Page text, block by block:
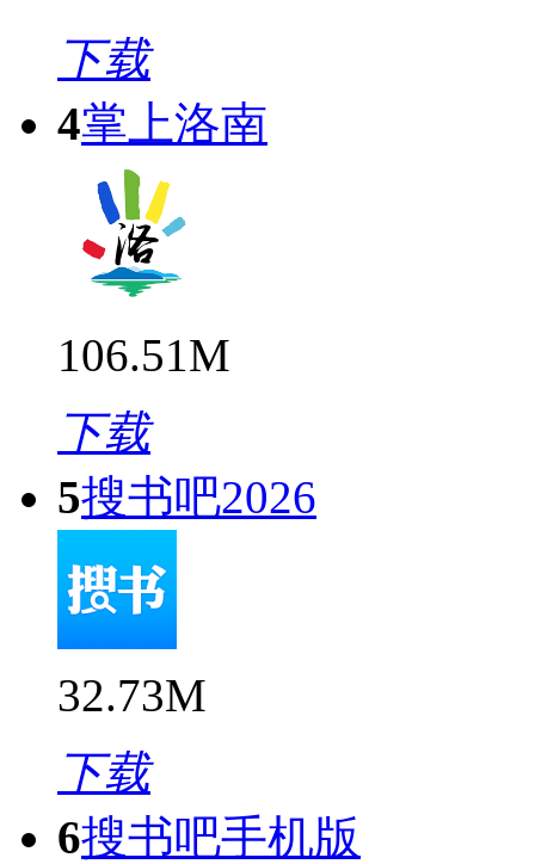
下载
4掌上洛南
106.51M
下载
5搜书吧2026
32.73M
下载
6搜书吧手机版